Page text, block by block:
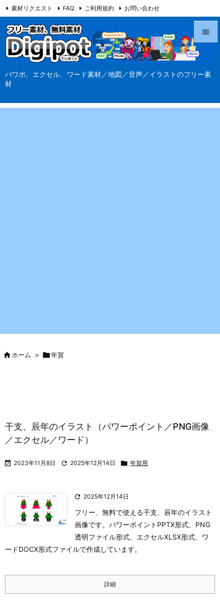
パワポ、エクセル、ワード素材／地図／音声／イラストのフリー素
材



素材リクエスト FAQ ご利用規約 お問い合わせ
当サイト（Digipot.net）について
ホーム > 年賀
干支、辰年のイラスト（パワーポイント／PNG画像
／エクセル／ワード）
 2023年11月8日  2025年12月14日  年賀用
 2025年12月14日
フリー、無料で使える干支、辰年のイラスト
画像です。パワーポイントPPTX形式、PNG
透明ファイル形式、エクセルXLSX形式、ワ
ードDOCX形式ファイルで作成しています。
詳細